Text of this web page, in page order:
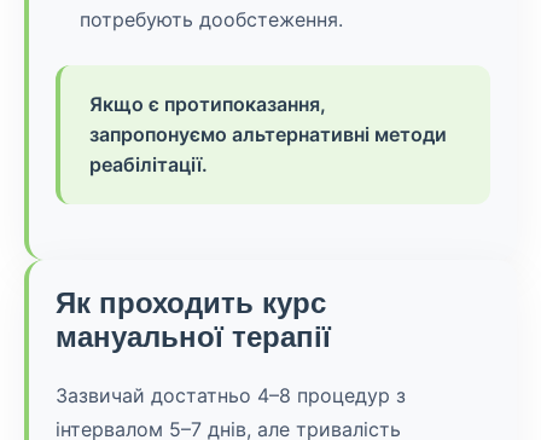
потребують дообстеження.
Якщо є протипоказання,
запропонуємо альтернативні методи
реабілітації.
Як проходить курс
мануальної терапії
Зазвичай достатньо 4–8 процедур з
інтервалом 5–7 днів, але тривалість